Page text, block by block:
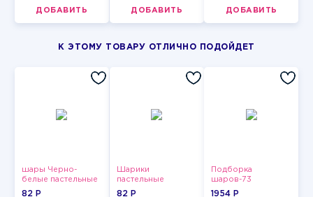
ДОБАВИТЬ ДОБАВИТЬ ДОБАВИТЬ
К ЭТОМУ ТОВАРУ ОТЛИЧНО ПОДОЙДЕТ
шары Черно-
белые пастельные
82 P
Шарики
пастельные
82 P
Подборка
шаров-73
1954 P